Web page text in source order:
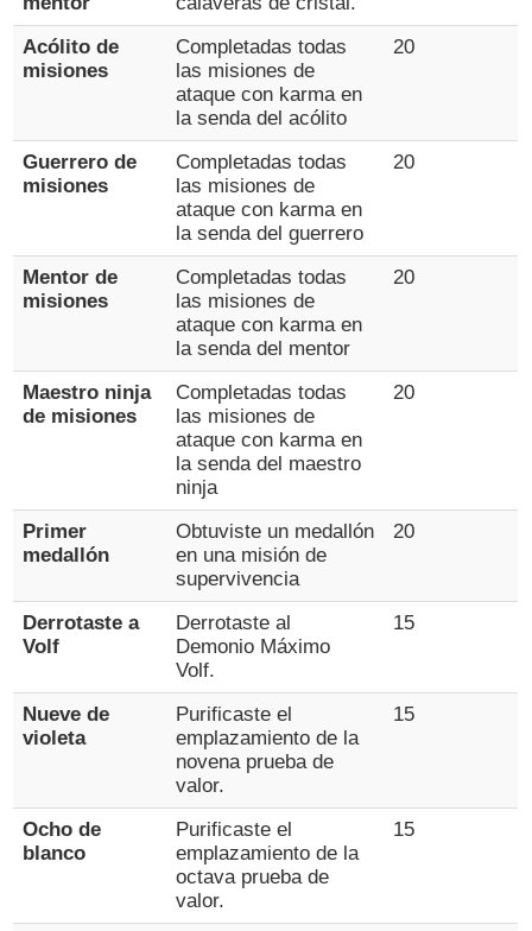
Acólito de
misiones
Completadas todas
las misiones de
ataque con karma en
la senda del acólito
20
Guerrero de
misiones
Completadas todas
las misiones de
ataque con karma en
la senda del guerrero
20
Mentor de
misiones
Completadas todas
las misiones de
ataque con karma en
la senda del mentor
20
Maestro ninja
de misiones
Completadas todas
las misiones de
ataque con karma en
la senda del maestro
ninja
20
Primer
medallón
Obtuviste un medallón
en una misión de
supervivencia
20
Derrotaste a
Volf
Derrotaste al
Demonio Máximo
Volf.
15
Nueve de
violeta
Purificaste el
emplazamiento de la
novena prueba de
valor.
15
Ocho de
blanco
Purificaste el
emplazamiento de la
octava prueba de
valor.
15